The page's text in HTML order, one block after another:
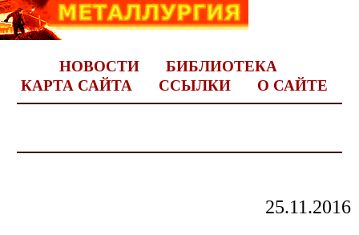
НОВОСТИ
БИБЛИОТЕКА
КАРТА САЙТА
ССЫЛКИ О САЙТЕ
25.11.2016